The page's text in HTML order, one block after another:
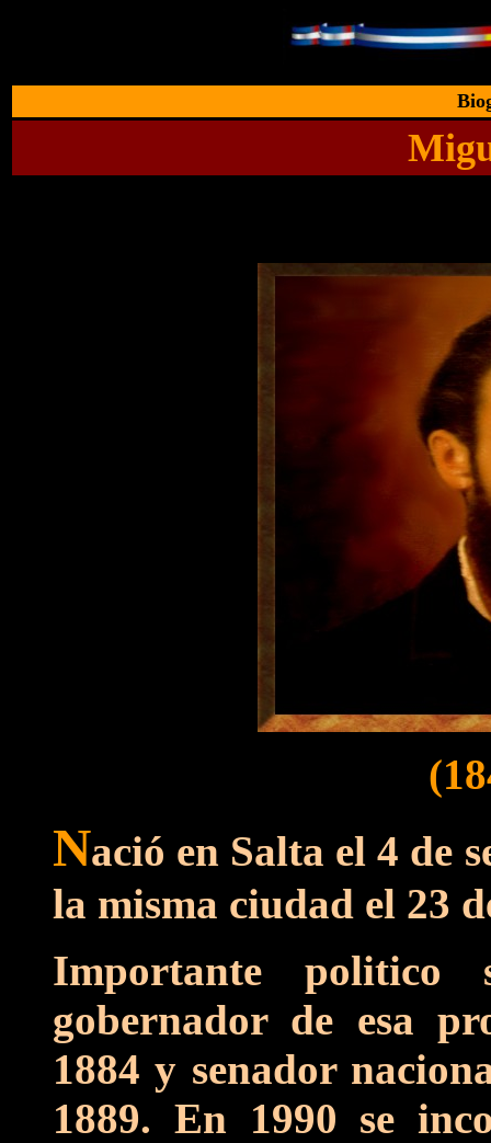
Nació en Salta el 4 de
la misma ciudad el 23
Importante
gobernador de esa
1884 y senador
1889. En 1990 se